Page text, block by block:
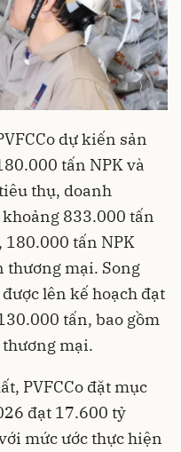
dự kiến sản
tấn NPK và
thụ, doanh
833.000 tấn
180.000 tấn NPK
thương mại. Song
lên kế hoạch đạt
tấn, bao gồm
mại.
PVFCCo đặt mục
đạt 17.600 tỷ
mức ước thực hiện